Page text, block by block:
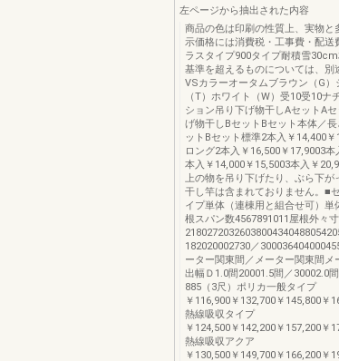
左ページから抽出された内容
商品の色は印刷の性質上、実物と
示価格には消費税・工事費・配送
ラスタイプ900タイプ耐積雪
基準を超えるものについては、別
VSカラーオータムブラウン（G
（T）ホワイト（W）受10受10
ション吊り下げ物干しAセットA
げ物干しBセットBセット本体／
ットBセット標準2本入￥14,400
ロング2本入￥16,500￥17,9003
本入￥14,000￥15,5003本入￥
上の物を吊り下げたり、ぶら下
干し竿は含まれておりません。■
イプ単体（連棟用と組合せ可）
根スパン数4567891011屋根外々
182020002730／
ーター関東間／メーター関東間
出幅Ｄ1.0間20001.5間／30002.0
885（3尺）ポリカ一般タイプ
￥116,900￥132,700￥145,800￥
熱線吸収タイプ
￥124,500￥142,200￥157,200￥
熱線吸収アクア
￥130,500￥149,700￥166,200￥